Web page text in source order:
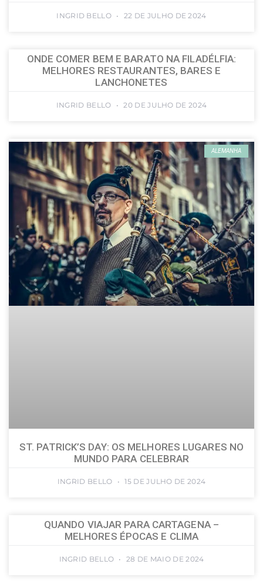
INGRID BELLO 22 DE JULHO DE 2024
ONDE COMER BEM E BARATO NA FILADÉLFIA:
MELHORES RESTAURANTES, BARES E
LANCHONETES
INGRID BELLO 20 DE JULHO DE 2024
ALEMANHA
ST. PATRICK’S DAY: OS MELHORES LUGARES NO
MUNDO PARA CELEBRAR
INGRID BELLO 15 DE JULHO DE 2024
QUANDO VIAJAR PARA CARTAGENA –
MELHORES ÉPOCAS E CLIMA
INGRID BELLO 28 DE MAIO DE 2024